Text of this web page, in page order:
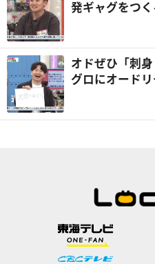
発ギャグをつ
春日と即興ユ
オドぜひ「刺
グロにオード